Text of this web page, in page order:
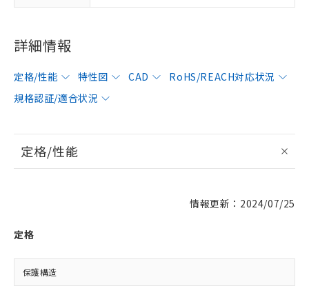
詳細情報
定格/性能 特性図 CAD
RoHS/REACH対応状況
規格認証/適合状況
定格/性能
情報更新：2024/07/25
定格
保護構造